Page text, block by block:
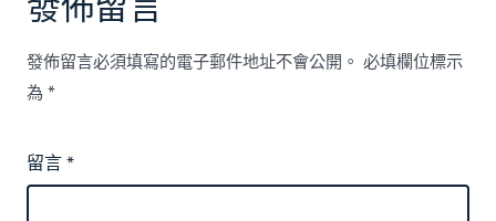
發佈留言
發佈留言必須填寫的電子郵件地址不會公開。 必填欄位標示
為*
留言*